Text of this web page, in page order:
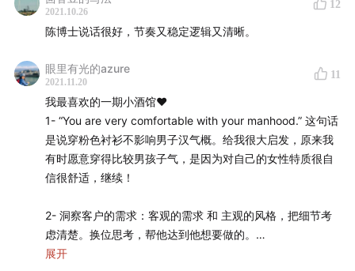
2008 年全球金融危机的启示：模型并不等同于真
41:52 金融危机背景下，晨星的客户是什么反应？
一次有三位诺贝尔奖得主在场的会议 & 一封哈里·马
科维茨用打字机写的信
「出国把我所有的斗志都激发出来了，不努力真的
会死」
从陈博士的飞书签名「与令人愉悦的人一起工作
2021.10.26
12
陈博士说话很好，节奏又稳定逻辑又清晰。
眼里有光的azure
2021.11.20
11
我最喜欢的一期小酒馆❤️
1- “You are very comfortable with your manhood.” 这句话
是说穿粉色衬衫不影响男子汉气概。给我很大启发，原来我
有时愿意穿得比较男孩子气，是因为对自己的女性特质很自
信很舒适，继续！
2- 洞察客户的需求：客观的需求 和 主观的风格，把细节考
虑清楚。换位思考，帮他达到他想要做的。
展开